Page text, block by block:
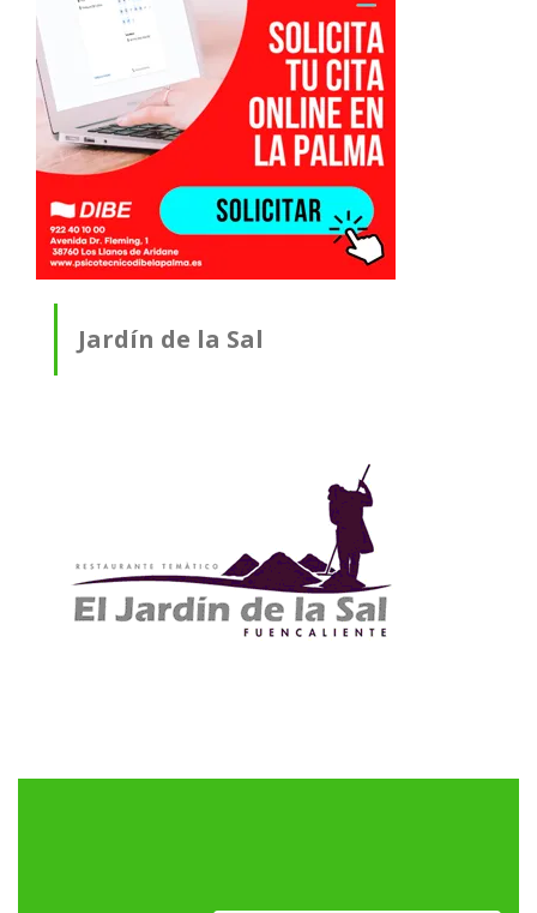
Jardín de la Sal